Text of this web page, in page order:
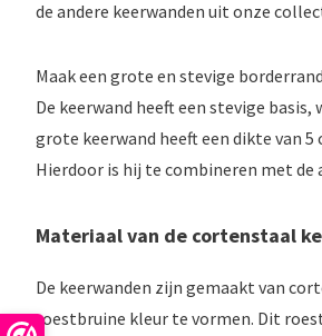
de andere keerwanden uit onze
Maak een grote en stevige
De keerwand heeft een stevige
grote keerwand heeft een dikte van 5
Hierdoor is hij te combineren met de
Materiaal van de cortenstaal
De keerwanden zijn gemaakt van
roestbruine kleur te vormen. Dit